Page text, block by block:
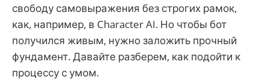
свободу самовыражения без строгих рамок,
как, например, в Character AI. Но чтобы бот
получился живым, нужно заложить прочный
фундамент. Давайте разберем, как подойти к
процессу с умом.